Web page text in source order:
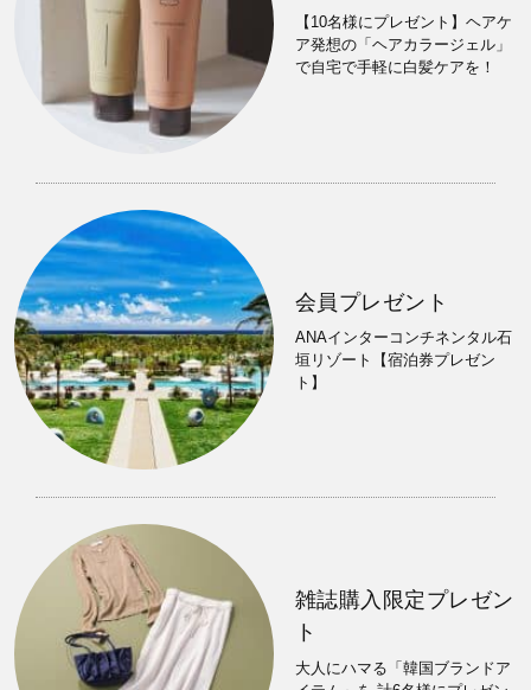
【10名様にプレゼント】ヘアケ
ア発想の「ヘアカラージェル」
で自宅で手軽に白髪ケアを！
会員プレゼント
ANAインターコンチネンタル石
垣リゾート【宿泊券プレゼン
ト】
雑誌購入限定プレゼン
ト
大人にハマる「韓国ブランドア